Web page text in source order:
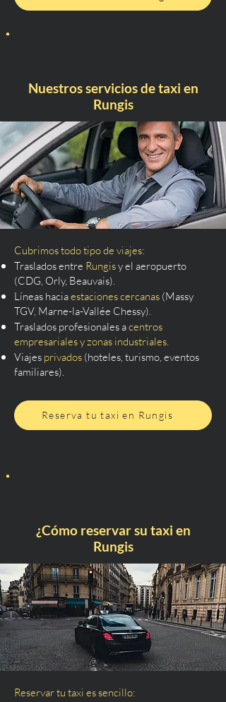
Nuestros servicios de taxi en
Rungis
Cubrimos todo tipo de viajes:
Traslados entre Rungisy el aeropuerto
(CDG, Orly, Beauvais).
Líneas haciaestaciones cercanas (Massy
TGV, Marne-la-Vallée Chessy).
Traslados profesionales acentros
empresariales y zonas industriales.
Viajes privados (hoteles, turismo, eventos
familiares).
Reserva tu taxi en Rungis
¿Cómo reservar su taxi en
Rungis
Reservar tu taxi es sencillo: